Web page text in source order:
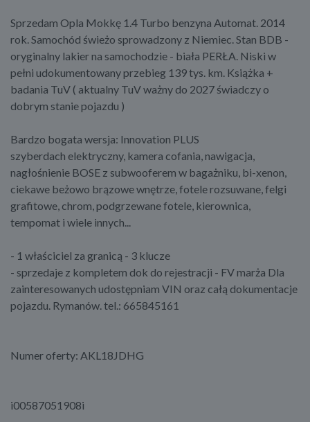
Sprzedam Opla Mokkę 1.4 Turbo benzyna Automat. 2014
rok. Samochód świeżo sprowadzony z Niemiec. Stan BDB -
oryginalny lakier na samochodzie - biała PERŁA. Niski w
pełni udokumentowany przebieg 139 tys. km. Książka +
badania TuV ( aktualny TuV ważny do 2027 świadczy o
dobrym stanie pojazdu )
Bardzo bogata wersja: Innovation PLUS
szyberdach elektryczny, kamera cofania, nawigacja,
nagłośnienie BOSE z subwooferem w bagażniku, bi-xenon,
ciekawe beżowo brązowe wnętrze, fotele rozsuwane, felgi
grafitowe, chrom, podgrzewane fotele, kierownica,
tempomat i wiele innych...
- 1 właściciel za granicą - 3 klucze
- sprzedaje z kompletem dok do rejestracji - FV marża Dla
zainteresowanych udostępniam VIN oraz całą dokumentacje
pojazdu. Rymanów. tel.: 665845161
Numer oferty: AKL18JDHG
i00587051908i